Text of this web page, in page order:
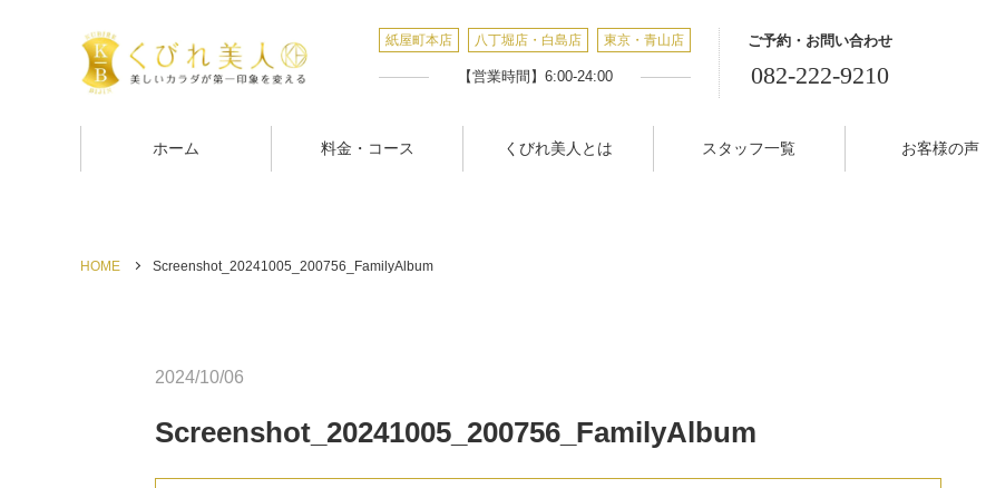
紙屋町本店 八丁堀店・白島店 東京・青山店
【営業時間】6:00-24:00
ご予約・お問い合わせ
082-222-9210
ホーム 料金・コース くびれ美人とは スタッフ一覧 お客様の声
HOME Screenshot_20241005_200756_FamilyAlbum
2024/10/06
Screenshot_20241005_200756_FamilyAlbum